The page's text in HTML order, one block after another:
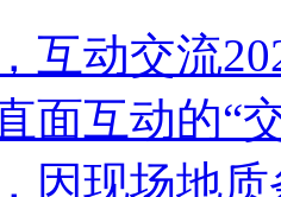
互动交流
面互动的“
因现场地